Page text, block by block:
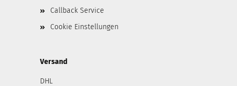
Callback Service
Cookie Einstellungen
Versand
DHL